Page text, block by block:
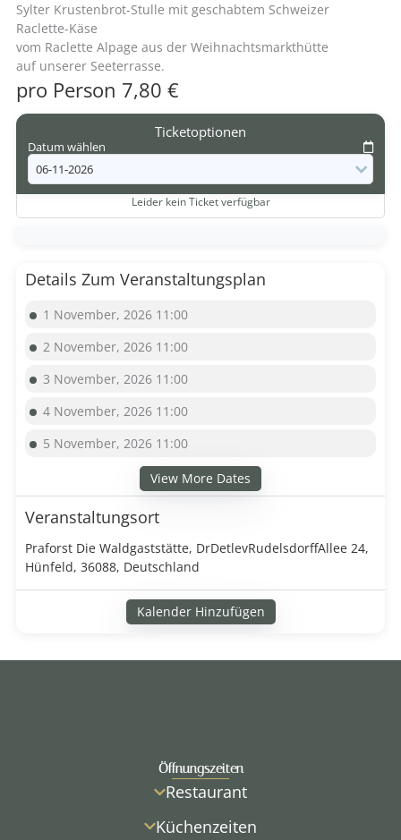
Sylter Krustenbrot-Stulle mit geschabtem Schweizer
Raclette-Käse
vom Raclette Alpage aus der Weihnachtsmarkthütte
auf unserer Seeterrasse.
pro Person 7,80 €
Ticketoptionen
Datum wählen
Leider kein Ticket verfügbar
Details Zum Veranstaltungsplan
1 November, 2026 11:00
2 November, 2026 11:00
3 November, 2026 11:00
4 November, 2026 11:00
5 November, 2026 11:00
View More Dates
Veranstaltungsort
Praforst Die Waldgaststätte, DrDetlevRudelsdorffAllee 24,
Hünfeld, 36088, Deutschland
Kalender Hinzufügen
Öffnungszeiten
Restaurant
Küchenzeiten